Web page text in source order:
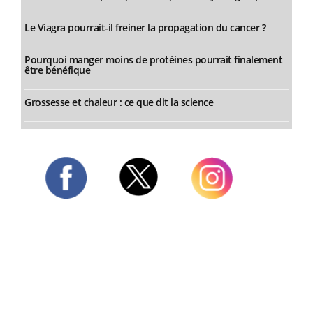
Le Viagra pourrait-il freiner la propagation du cancer ?
Pourquoi manger moins de protéines pourrait finalement
être bénéfique
Grossesse et chaleur : ce que dit la science